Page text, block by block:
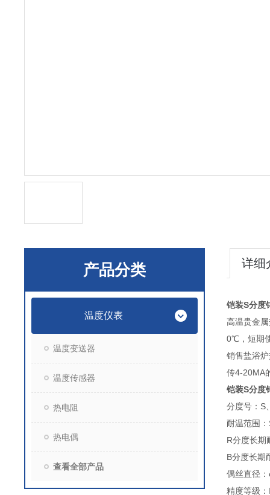
产品分类
温度仪表
温度变送器
温度传感器
热电阻
热电偶
查看全部产品
详细
铠装S分度
高温贵金
0℃，短期
销售盐浴
传4-20MA
铠装S分度
分度号：S
耐温范围
R分度长
B分度长
偶丝直径
精度等级